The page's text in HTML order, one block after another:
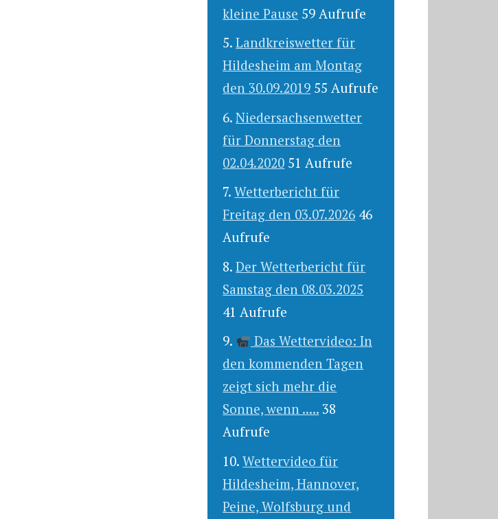
kleine Pause 59 Aufrufe
Landkreiswetter für
Hildesheim am Montag
den 30.09.2019 55 Aufrufe
Niedersachsenwetter
für Donnerstag den
02.04.2020 51 Aufrufe
Wetterbericht für
Freitag den 03.07.2026 46
Aufrufe
Der Wetterbericht für
Samstag den 08.03.2025
41 Aufrufe
Das Wettervideo: In
den kommenden Tagen
zeigt sich mehr die
Sonne, wenn ..... 38
Aufrufe
Wettervideo für
Hildesheim, Hannover,
Peine, Wolfsburg und